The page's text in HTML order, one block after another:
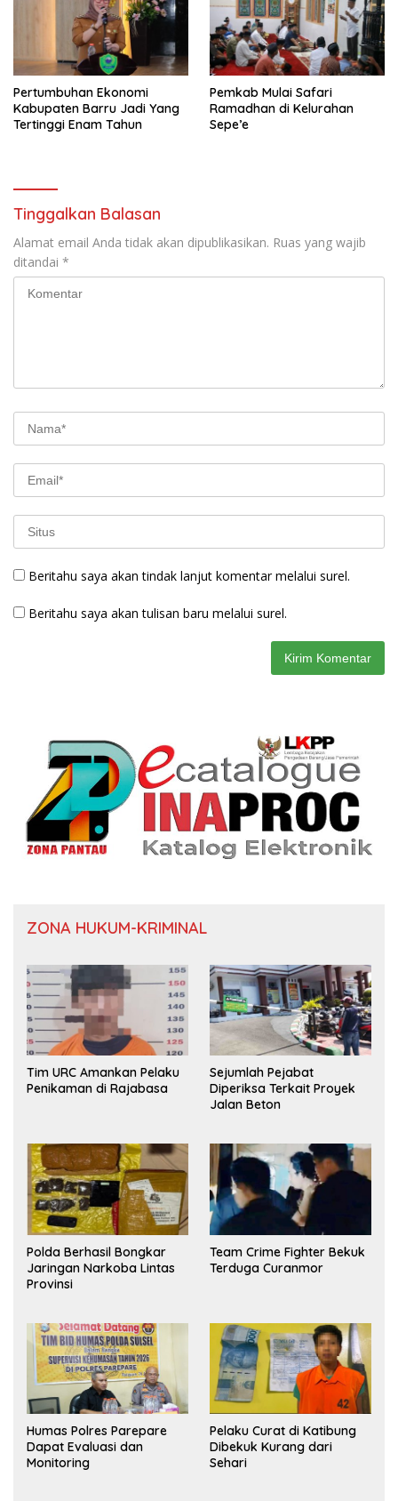
Pertumbuhan Ekonomi
Kabupaten Barru Jadi Yang
Tertinggi Enam Tahun
Pemkab Mulai Safari
Ramadhan di Kelurahan
Sepe’e
Tinggalkan Balasan
Alamat email Anda tidak akan dipublikasikan. Ruas yang wajib
ditandai *
Beritahu saya akan tindak lanjut komentar melalui surel.
Beritahu saya akan tulisan baru melalui surel.
ZONA HUKUM-KRIMINAL
Tim URC Amankan Pelaku
Penikaman di Rajabasa
Sejumlah Pejabat
Diperiksa Terkait Proyek
Jalan Beton
Polda Berhasil Bongkar
Jaringan Narkoba Lintas
Provinsi
Team Crime Fighter Bekuk
Terduga Curanmor
Humas Polres Parepare
Dapat Evaluasi dan
Monitoring
Pelaku Curat di Katibung
Dibekuk Kurang dari
Sehari